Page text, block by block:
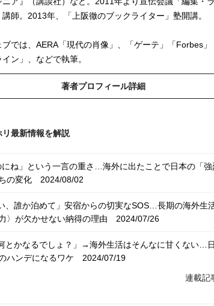
師。2013年、「上阪徹のブックライター」塾開講。
ブでは、AERA「現代の肖像」、「ゲーテ」「Forbes」
ン」、などで執筆。
著者プロフィール詳細
最新情報を解説
にね」という一言の重さ…海外に出たことで日本の「強
の変化 2024/08/02
、誰か泊めて」安宿からの切実なSOS…長期の海外生
〉が欠かせない納得の理由 2024/07/26
とかなるでしょ？」→海外生活はそんなに甘くない…
ハンデになるワケ 2024/07/19
海外生活に耐えられず、日本にとんぼ返りする人も…期
連載記